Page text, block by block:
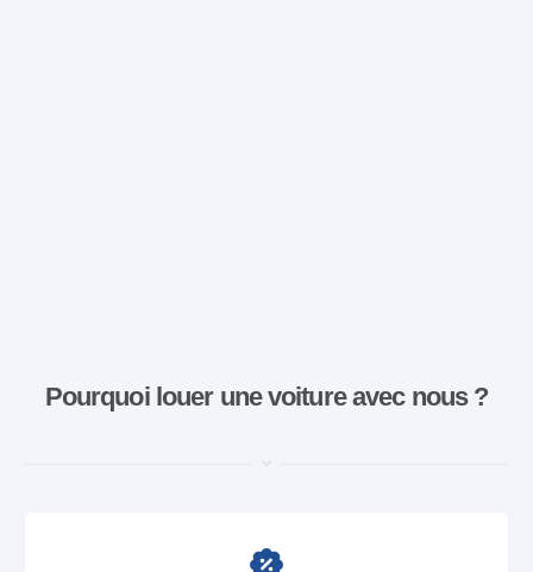
Pourquoi louer une voiture avec nous ?